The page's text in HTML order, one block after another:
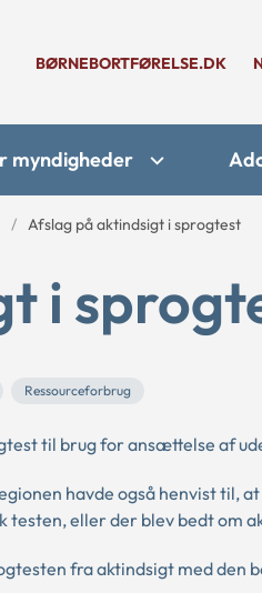
BØRNEBORTFØRELSE.DK
myndigheder
Afslag på aktindsigt i sprogtest
i
Ressourceforbrug
til brug for ansættelse af
havde også henvist til,
testen, eller der blev bedt om
fra aktindsigt med den